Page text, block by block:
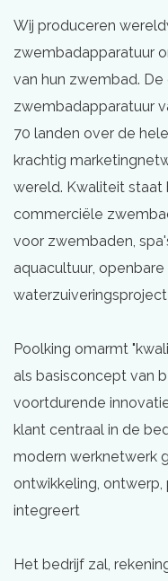
Wij produceren
zwembadapparatuur
van hun zwembad.
zwembadapparatuur
70 landen over de
krachtig
wereld. Kwaliteit staat
commerciële
voor zwembaden,
aquacultuur,
Poolking omarmt
als basisconcept van
voortdurende
klant centraal in de
modern werknetwerk
ontwikkeling,
integreert
Het bedrijf zal,